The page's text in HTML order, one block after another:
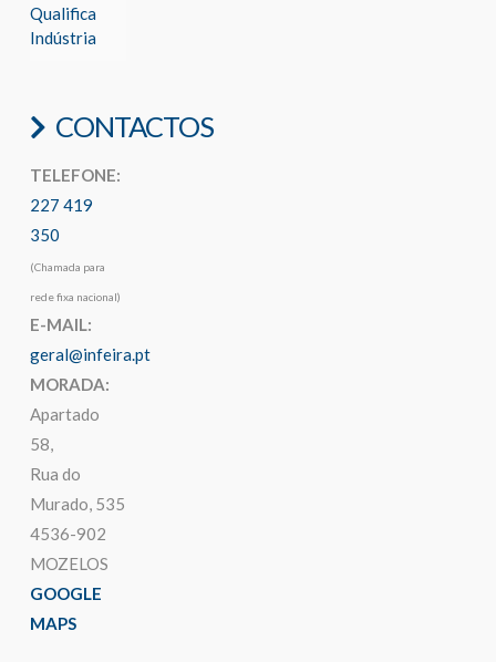
Qualifica
Indústria
CONTACTOS
TELEFONE:
227 419
350
(Chamada para
rede fixa nacional)
E-MAIL:
geral@infeira.pt
MORADA:
Apartado
58,
Rua do
Murado, 535
4536-902
MOZELOS
GOOGLE
MAPS